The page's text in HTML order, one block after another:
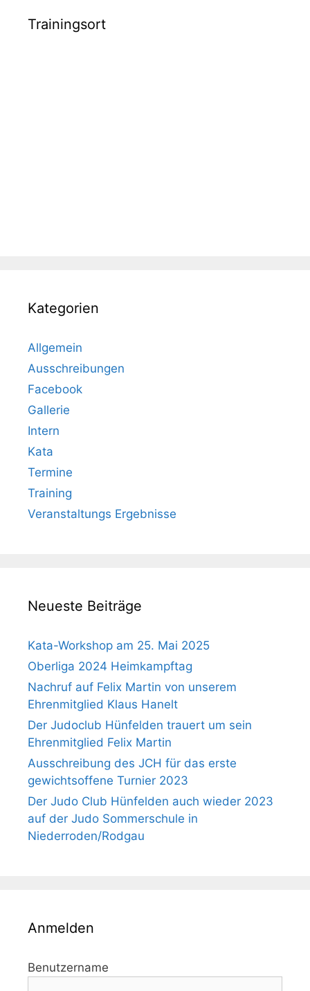
Trainingsort
Kategorien
Allgemein
Ausschreibungen
Facebook
Gallerie
Intern
Kata
Termine
Training
Veranstaltungs Ergebnisse
Neueste Beiträge
Kata-Workshop am 25. Mai 2025
Oberliga 2024 Heimkampftag
Nachruf auf Felix Martin von unserem
Ehrenmitglied Klaus Hanelt
Der Judoclub Hünfelden trauert um sein
Ehrenmitglied Felix Martin
Ausschreibung des JCH für das erste
gewichtsoffene Turnier 2023
Der Judo Club Hünfelden auch wieder 2023
auf der Judo Sommerschule in
Niederroden/Rodgau
Anmelden
Benutzername